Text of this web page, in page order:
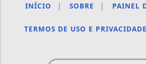
INÍCIO | SOBRE | PAINEL
TERMOS DE USO E PRIVACIDADE